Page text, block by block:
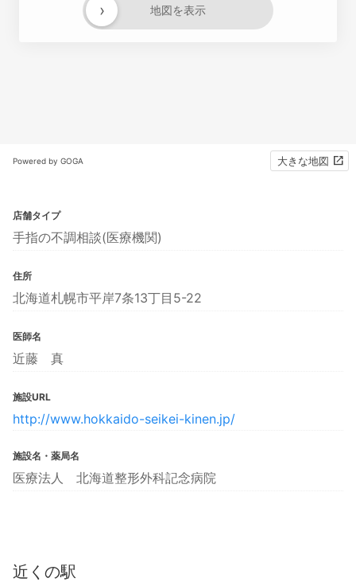
地図を表示
›
Powered by GOGA 大きな地図
店舗タイプ
手指の不調相談(医療機関)
住所
北海道札幌市平岸7条13丁目5-22
医師名
近藤 真
施設URL
http://www.hokkaido-seikei-kinen.jp/
施設名・薬局名
医療法人 北海道整形外科記念病院
近くの駅